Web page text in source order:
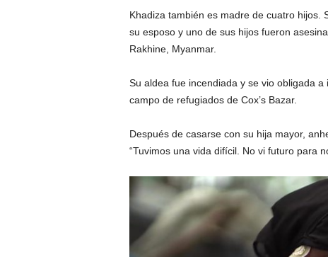
Khadiza también es madre de cuatro hijos.
su esposo y uno de sus hijos fueron
Rakhine, Myanmar.
Su aldea fue incendiada y se vio obligada
campo de refugiados de Cox’s Bazar.
Después de casarse con su hija mayor,
“Tuvimos una vida difícil. No vi futuro para